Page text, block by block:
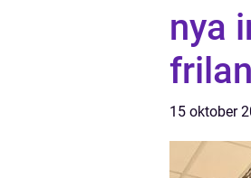
nya
15 oktober